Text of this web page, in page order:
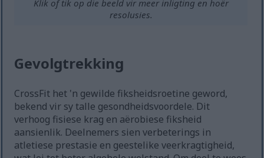
Klik of tik op die beeld vir meer inligting en hoër
resolusies.
Gevolgtrekking
CrossFit het 'n gewilde fiksheidsroetine geword,
bekend vir sy talle gesondheidsvoordele. Dit
verhoog fisiese krag en aërobiese fiksheid
aansienlik. Deelnemers sien verbeterings in
atletiese prestasie en geestelike veerkragtigheid,